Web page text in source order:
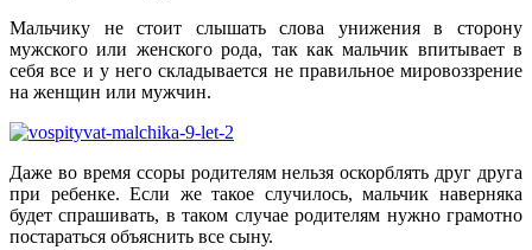
Мальчику не стоит слышать слова унижения в сторону
мужского или женского рода, так как мальчик впитывает в
себя все и у него складывается не правильное мировоззрение
на женщин или мужчин.
Даже во время ссоры родителям нельзя оскорблять друг друга
при ребенке. Если же такое случилось, мальчик наверняка
будет спрашивать, в таком случае родителям нужно грамотно
постараться объяснить все сыну.